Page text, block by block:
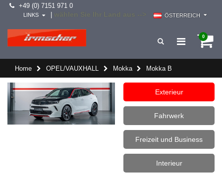
+49 (0) 7151 971 0
ÖSTERREICH
LINKS
0
Home OPEL/VAUXHALL Mokka Mokka B
Exterieur
Fahrwerk
Freizeit und Business
Interieur